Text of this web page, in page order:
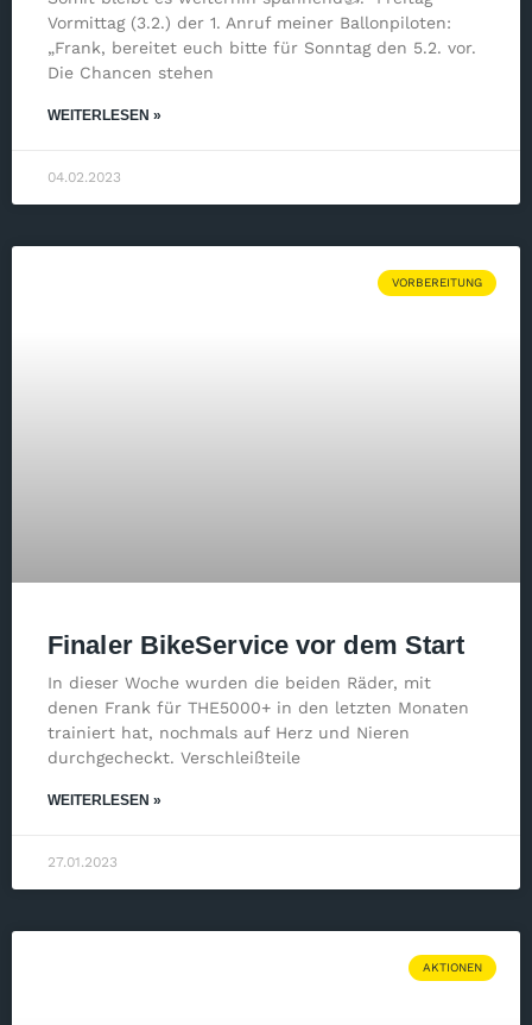
Vormittag (3.2.) der 1. Anruf meiner Ballonpiloten:
„Frank, bereitet euch bitte für Sonntag den 5.2. vor.
Die Chancen stehen
WEITERLESEN »
04.02.2023
VORBEREITUNG
Finaler BikeService vor dem Start
In dieser Woche wurden die beiden Räder, mit
denen Frank für THE5000+ in den letzten Monaten
trainiert hat, nochmals auf Herz und Nieren
durchgecheckt. Verschleißteile
WEITERLESEN »
27.01.2023
AKTIONEN